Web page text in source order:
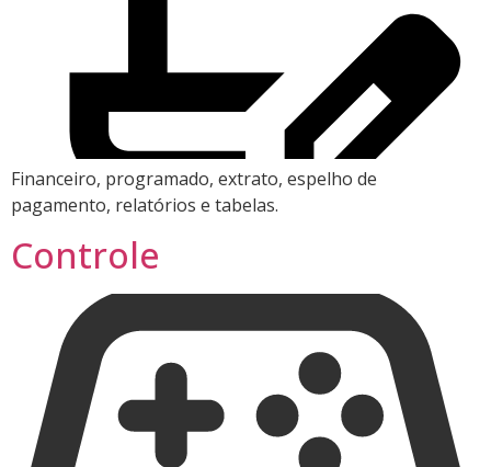
Financeiro, programado, extrato, espelho de
pagamento, relatórios e tabelas.
Controle